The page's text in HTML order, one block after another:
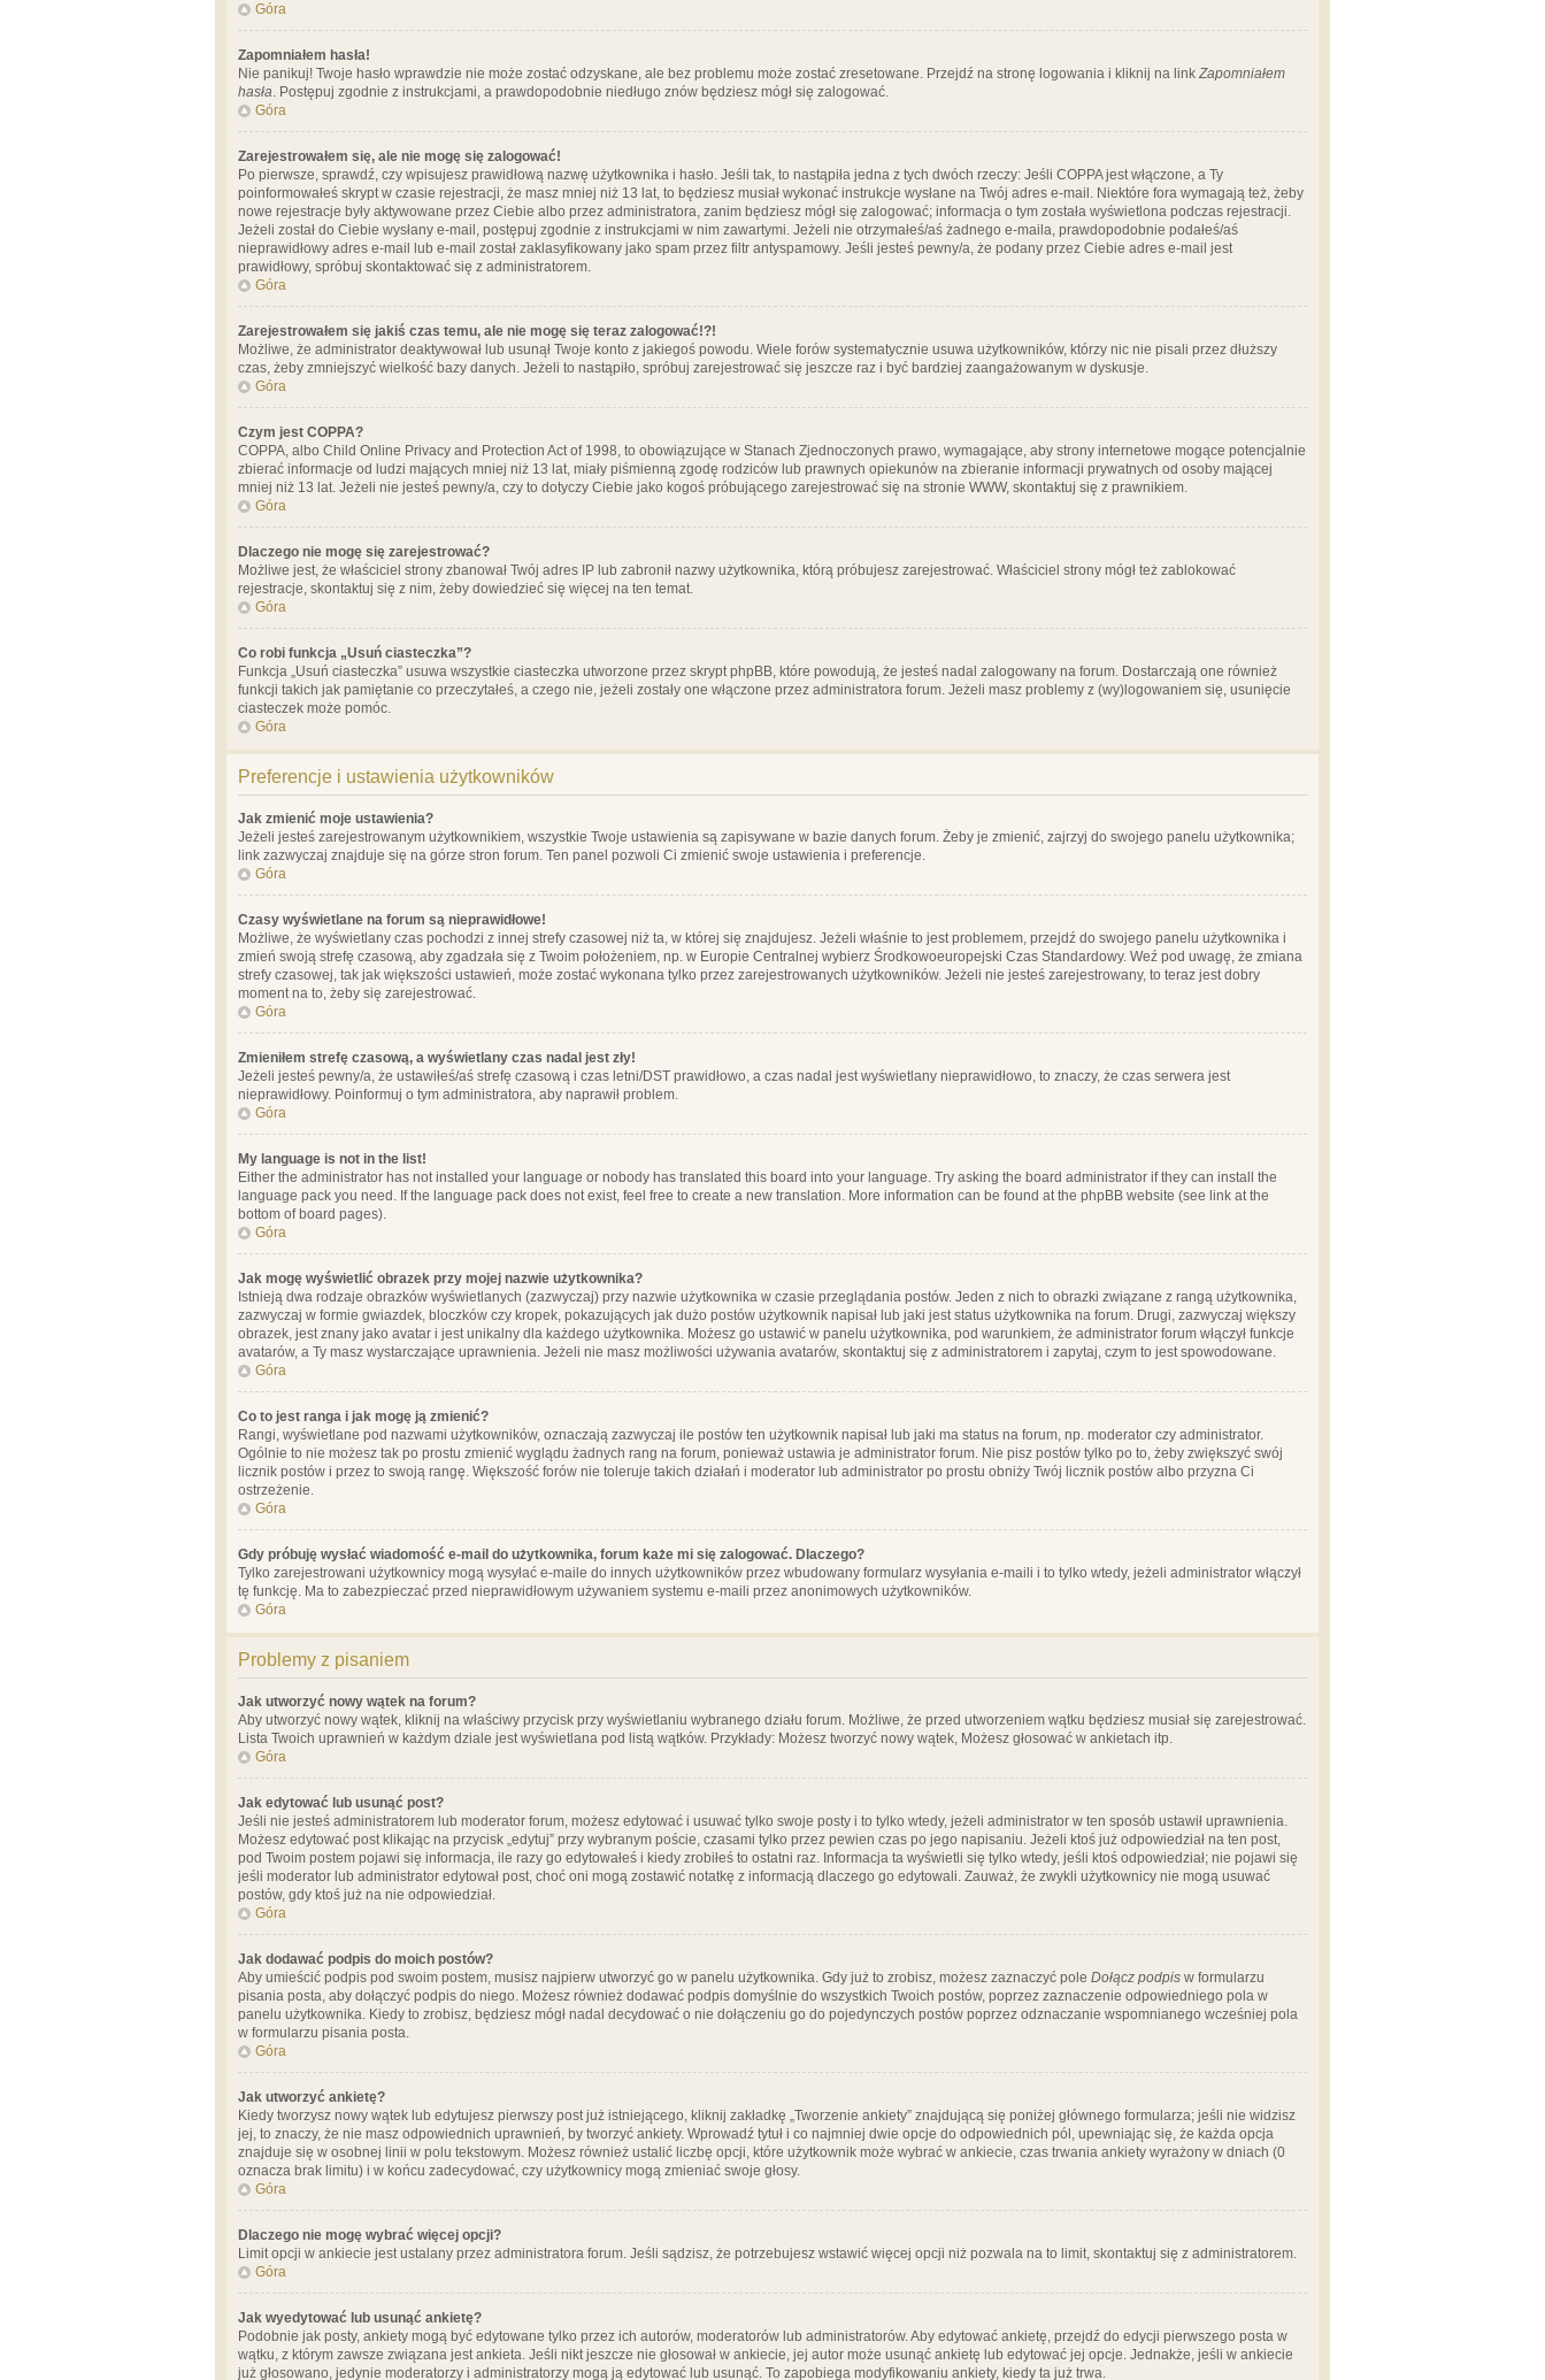
Góra
Zapomniałem hasła!
Nie panikuj! Twoje hasło wprawdzie nie może zostać odzyskane, ale bez problemu może zostać zresetowane. Przejdź na stronę logowania i kliknij na link Zapomniałem
hasła. Postępuj zgodnie z instrukcjami, a prawdopodobnie niedługo znów będziesz mógł się zalogować.
Góra
Zarejestrowałem się, ale nie mogę się zalogować!
Po pierwsze, sprawdź, czy wpisujesz prawidłową nazwę użytkownika i hasło. Jeśli tak, to nastąpiła jedna z tych dwóch rzeczy: Jeśli COPPA jest włączone, a Ty
poinformowałeś skrypt w czasie rejestracji, że masz mniej niż 13 lat, to będziesz musiał wykonać instrukcje wysłane na Twój adres e-mail. Niektóre fora wymagają też, żeby
nowe rejestracje były aktywowane przez Ciebie albo przez administratora, zanim będziesz mógł się zalogować; informacja o tym została wyświetlona podczas rejestracji.
Jeżeli został do Ciebie wysłany e-mail, postępuj zgodnie z instrukcjami w nim zawartymi. Jeżeli nie otrzymałeś/aś żadnego e-maila, prawdopodobnie podałeś/aś
nieprawidłowy adres e-mail lub e-mail został zaklasyfikowany jako spam przez filtr antyspamowy. Jeśli jesteś pewny/a, że podany przez Ciebie adres e-mail jest
prawidłowy, spróbuj skontaktować się z administratorem.
Góra
Zarejestrowałem się jakiś czas temu, ale nie mogę się teraz zalogować!?!
Możliwe, że administrator deaktywował lub usunął Twoje konto z jakiegoś powodu. Wiele forów systematycznie usuwa użytkowników, którzy nic nie pisali przez dłuższy
czas, żeby zmniejszyć wielkość bazy danych. Jeżeli to nastąpiło, spróbuj zarejestrować się jeszcze raz i być bardziej zaangażowanym w dyskusje.
Góra
Czym jest COPPA?
COPPA, albo Child Online Privacy and Protection Act of 1998, to obowiązujące w Stanach Zjednoczonych prawo, wymagające, aby strony internetowe mogące potencjalnie
zbierać informacje od ludzi mających mniej niż 13 lat, miały piśmienną zgodę rodziców lub prawnych opiekunów na zbieranie informacji prywatnych od osoby mającej
mniej niż 13 lat. Jeżeli nie jesteś pewny/a, czy to dotyczy Ciebie jako kogoś próbującego zarejestrować się na stronie WWW, skontaktuj się z prawnikiem.
Góra
Dlaczego nie mogę się zarejestrować?
Możliwe jest, że właściciel strony zbanował Twój adres IP lub zabronił nazwy użytkownika, którą próbujesz zarejestrować. Właściciel strony mógł też zablokować
rejestracje, skontaktuj się z nim, żeby dowiedzieć się więcej na ten temat.
Góra
Co robi funkcja „Usuń ciasteczka”?
Funkcja „Usuń ciasteczka” usuwa wszystkie ciasteczka utworzone przez skrypt phpBB, które powodują, że jesteś nadal zalogowany na forum. Dostarczają one również
funkcji takich jak pamiętanie co przeczytałeś, a czego nie, jeżeli zostały one włączone przez administratora forum. Jeżeli masz problemy z (wy)logowaniem się, usunięcie
ciasteczek może pomóc.
Góra
Preferencje i ustawienia użytkowników
Jak zmienić moje ustawienia?
Jeżeli jesteś zarejestrowanym użytkownikiem, wszystkie Twoje ustawienia są zapisywane w bazie danych forum. Żeby je zmienić, zajrzyj do swojego panelu użytkownika;
link zazwyczaj znajduje się na górze stron forum. Ten panel pozwoli Ci zmienić swoje ustawienia i preferencje.
Góra
Czasy wyświetlane na forum są nieprawidłowe!
Możliwe, że wyświetlany czas pochodzi z innej strefy czasowej niż ta, w której się znajdujesz. Jeżeli właśnie to jest problemem, przejdź do swojego panelu użytkownika i
zmień swoją strefę czasową, aby zgadzała się z Twoim położeniem, np. w Europie Centralnej wybierz Środkowoeuropejski Czas Standardowy. Weź pod uwagę, że zmiana
strefy czasowej, tak jak większości ustawień, może zostać wykonana tylko przez zarejestrowanych użytkowników. Jeżeli nie jesteś zarejestrowany, to teraz jest dobry
moment na to, żeby się zarejestrować.
Góra
Zmieniłem strefę czasową, a wyświetlany czas nadal jest zły!
Jeżeli jesteś pewny/a, że ustawiłeś/aś strefę czasową i czas letni/DST prawidłowo, a czas nadal jest wyświetlany nieprawidłowo, to znaczy, że czas serwera jest
nieprawidłowy. Poinformuj o tym administratora, aby naprawił problem.
Góra
My language is not in the list!
Either the administrator has not installed your language or nobody has translated this board into your language. Try asking the board administrator if they can install the
language pack you need. If the language pack does not exist, feel free to create a new translation. More information can be found at the phpBB website (see link at the
bottom of board pages).
Góra
Jak mogę wyświetlić obrazek przy mojej nazwie użytkownika?
Istnieją dwa rodzaje obrazków wyświetlanych (zazwyczaj) przy nazwie użytkownika w czasie przeglądania postów. Jeden z nich to obrazki związane z rangą użytkownika,
zazwyczaj w formie gwiazdek, bloczków czy kropek, pokazujących jak dużo postów użytkownik napisał lub jaki jest status użytkownika na forum. Drugi, zazwyczaj większy
obrazek, jest znany jako avatar i jest unikalny dla każdego użytkownika. Możesz go ustawić w panelu użytkownika, pod warunkiem, że administrator forum włączył funkcje
avatarów, a Ty masz wystarczające uprawnienia. Jeżeli nie masz możliwości używania avatarów, skontaktuj się z administratorem i zapytaj, czym to jest spowodowane.
Góra
Co to jest ranga i jak mogę ją zmienić?
Rangi, wyświetlane pod nazwami użytkowników, oznaczają zazwyczaj ile postów ten użytkownik napisał lub jaki ma status na forum, np. moderator czy administrator.
Ogólnie to nie możesz tak po prostu zmienić wyglądu żadnych rang na forum, ponieważ ustawia je administrator forum. Nie pisz postów tylko po to, żeby zwiększyć swój
licznik postów i przez to swoją rangę. Większość forów nie toleruje takich działań i moderator lub administrator po prostu obniży Twój licznik postów albo przyzna Ci
ostrzeżenie.
Góra
Gdy próbuję wysłać wiadomość e-mail do użytkownika, forum każe mi się zalogować. Dlaczego?
Tylko zarejestrowani użytkownicy mogą wysyłać e-maile do innych użytkowników przez wbudowany formularz wysyłania e-maili i to tylko wtedy, jeżeli administrator włączył
tę funkcję. Ma to zabezpieczać przed nieprawidłowym używaniem systemu e-maili przez anonimowych użytkowników.
Góra
Problemy z pisaniem
Jak utworzyć nowy wątek na forum?
Aby utworzyć nowy wątek, kliknij na właściwy przycisk przy wyświetlaniu wybranego działu forum. Możliwe, że przed utworzeniem wątku będziesz musiał się zarejestrować.
Lista Twoich uprawnień w każdym dziale jest wyświetlana pod listą wątków. Przykłady: Możesz tworzyć nowy wątek, Możesz głosować w ankietach itp.
Góra
Jak edytować lub usunąć post?
Jeśli nie jesteś administratorem lub moderator forum, możesz edytować i usuwać tylko swoje posty i to tylko wtedy, jeżeli administrator w ten sposób ustawił uprawnienia.
Możesz edytować post klikając na przycisk „edytuj” przy wybranym poście, czasami tylko przez pewien czas po jego napisaniu. Jeżeli ktoś już odpowiedział na ten post,
pod Twoim postem pojawi się informacja, ile razy go edytowałeś i kiedy zrobiłeś to ostatni raz. Informacja ta wyświetli się tylko wtedy, jeśli ktoś odpowiedział; nie pojawi się
jeśli moderator lub administrator edytował post, choć oni mogą zostawić notatkę z informacją dlaczego go edytowali. Zauważ, że zwykli użytkownicy nie mogą usuwać
postów, gdy ktoś już na nie odpowiedział.
Góra
Jak dodawać podpis do moich postów?
Aby umieścić podpis pod swoim postem, musisz najpierw utworzyć go w panelu użytkownika. Gdy już to zrobisz, możesz zaznaczyć pole Dołącz podpis w formularzu
pisania posta, aby dołączyć podpis do niego. Możesz również dodawać podpis domyślnie do wszystkich Twoich postów, poprzez zaznaczenie odpowiedniego pola w
panelu użytkownika. Kiedy to zrobisz, będziesz mógł nadal decydować o nie dołączeniu go do pojedynczych postów poprzez odznaczanie wspomnianego wcześniej pola
w formularzu pisania posta.
Góra
Jak utworzyć ankietę?
Kiedy tworzysz nowy wątek lub edytujesz pierwszy post już istniejącego, kliknij zakładkę „Tworzenie ankiety” znajdującą się poniżej głównego formularza; jeśli nie widzisz
jej, to znaczy, że nie masz odpowiednich uprawnień, by tworzyć ankiety. Wprowadź tytuł i co najmniej dwie opcje do odpowiednich pól, upewniając się, że każda opcja
znajduje się w osobnej linii w polu tekstowym. Możesz również ustalić liczbę opcji, które użytkownik może wybrać w ankiecie, czas trwania ankiety wyrażony w dniach (0
oznacza brak limitu) i w końcu zadecydować, czy użytkownicy mogą zmieniać swoje głosy.
Góra
Dlaczego nie mogę wybrać więcej opcji?
Limit opcji w ankiecie jest ustalany przez administratora forum. Jeśli sądzisz, że potrzebujesz wstawić więcej opcji niż pozwala na to limit, skontaktuj się z administratorem.
Góra
Jak wyedytować lub usunąć ankietę?
Podobnie jak posty, ankiety mogą być edytowane tylko przez ich autorów, moderatorów lub administratorów. Aby edytować ankietę, przejdź do edycji pierwszego posta w
wątku, z którym zawsze związana jest ankieta. Jeśli nikt jeszcze nie głosował w ankiecie, jej autor może usunąć ankietę lub edytować jej opcje. Jednakże, jeśli w ankiecie
już głosowano, jedynie moderatorzy i administratorzy mogą ją edytować lub usunąć. To zapobiega modyfikowaniu ankiety, kiedy ta już trwa.